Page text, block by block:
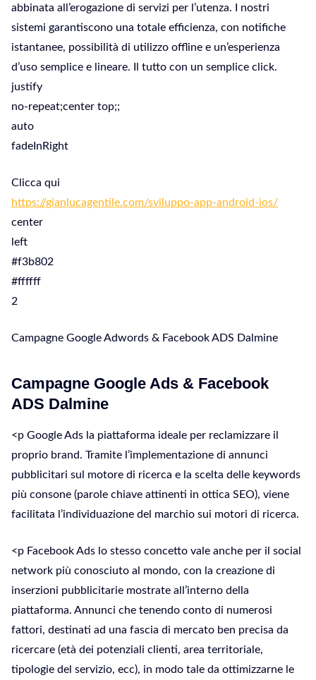
abbinata all’erogazione di servizi per l’utenza. I nostri
sistemi garantiscono una totale efficienza, con notifiche
istantanee, possibilità di utilizzo offline e un’esperienza
d’uso semplice e lineare. Il tutto con un semplice click.
justify
no-repeat;center top;;
auto
fadeInRight
Clicca qui
https://gianlucagentile.com/sviluppo-app-android-ios/
center
left
#f3b802
#ffffff
2
Campagne Google Adwords & Facebook ADS Dalmine
Campagne Google Ads & Facebook
ADS Dalmine
<p Google Ads la piattaforma ideale per reclamizzare il
proprio brand. Tramite l’implementazione di annunci
pubblicitari sul motore di ricerca e la scelta delle keywords
più consone (parole chiave attinenti in ottica SEO), viene
facilitata l’individuazione del marchio sui motori di ricerca.
<p Facebook Ads lo stesso concetto vale anche per il social
network più conosciuto al mondo, con la creazione di
inserzioni pubblicitarie mostrate all’interno della
piattaforma. Annunci che tenendo conto di numerosi
fattori, destinati ad una fascia di mercato ben precisa da
ricercare (età dei potenziali clienti, area territoriale,
tipologie del servizio, ecc), in modo tale da ottimizzarne le